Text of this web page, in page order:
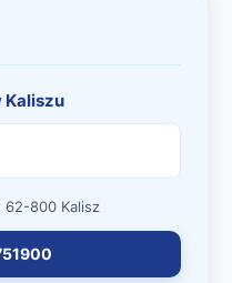
Kaliszu
62-800 Kalisz